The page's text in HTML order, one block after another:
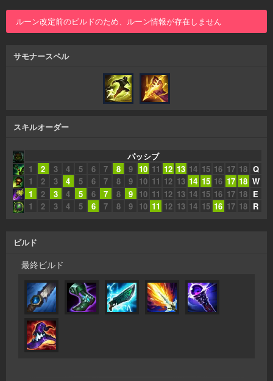
ルーン改定前のビルドのため、ルーン情報が存在しません
サモナースペル
スキルオーダー
パッシブ
1
2 3 4 5 6 7 8 9 10 11 12 13 14 15 16 17 18 Q
1
2 3 4 5 6 7 8 9 10 11 12 13 14 15 16 17 18 W
1
2 3 4 5 6 7 8 9 10 11 12 13 14 15 16 17 18 E
1
2 3 4 5 6 7 8 9 10 11 12 13 14 15 16 17 18 R
ビルド
最終ビルド